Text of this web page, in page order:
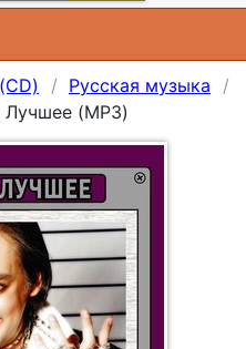
Русская музыка
(MP3)